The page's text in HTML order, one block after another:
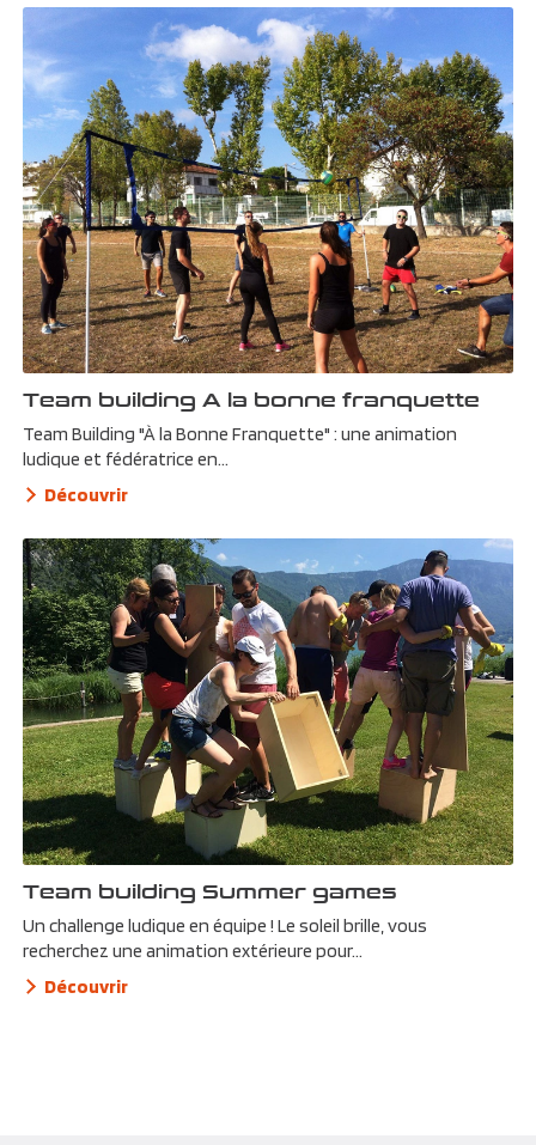
Team building A la bonne franquette
Team Building "À la Bonne Franquette" : une animation
ludique et fédératrice en...
Découvrir
Team building Summer games
Un challenge ludique en équipe ! Le soleil brille, vous
recherchez une animation extérieure pour...
Découvrir